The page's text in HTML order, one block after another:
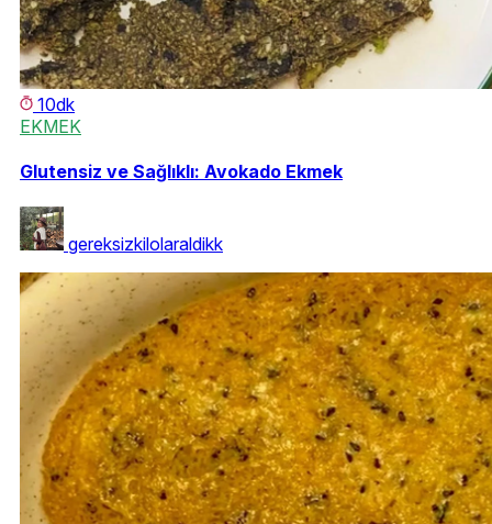
10dk
EKMEK
Glutensiz ve Sağlıklı: Avokado Ekmek
gereksizkilolaraldikk